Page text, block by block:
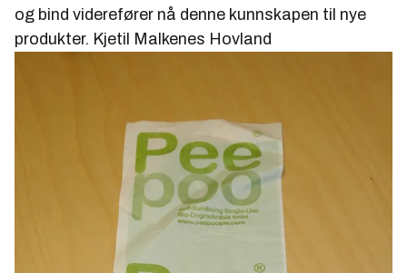
og bind viderefører nå denne kunnskapen til nye
produkter. Kjetil Malkenes Hovland